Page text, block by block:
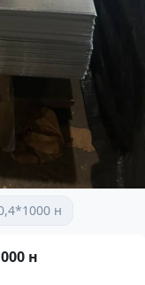
н
н